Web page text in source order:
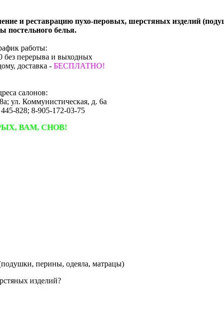
и реставрацию пухо-перовых, шерстяных изделий
постельного белья.
работы:
без перерыва и выходных
доставка - БЕСПЛАТНО!
салонов:
ул. Коммунистическая, д. 6а
828; 8-905-172-03-75
ВАМ, СНОВ!
перины, одеяла, матрацы)
изделий?